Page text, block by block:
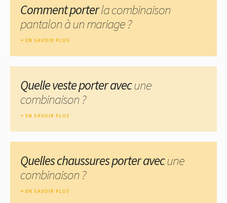
Comment porterla combinaison
pantalon à un mariage ?
EN SAVOIR PLUS
Quelle veste porter avecune
combinaison ?
EN SAVOIR PLUS
Quelles chaussures porter avecune
combinaison ?
EN SAVOIR PLUS